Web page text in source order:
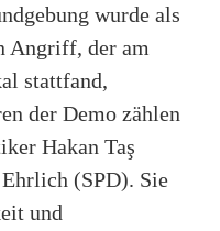
wurde als
Angriff, der am
stattfand,
der Demo zählen
Hakan Taş
(SPD). Sie
und